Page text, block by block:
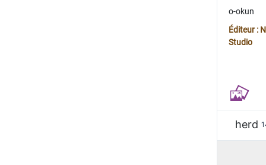
o-okun
Éditeur :
Studio
herd